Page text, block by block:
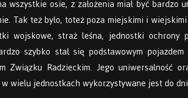
wszystkie osie, z założenia miał być bardzo
Tak też było, toteż poza miejskimi i
wojskowe, straż leśna, jednostki
szybko stał się podstawowym
Związku Radzieckim. Jego uniwersalność
wielu jednostkach wykorzystywane jest do